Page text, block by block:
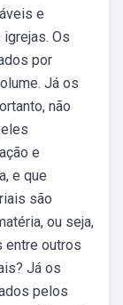
e
Os
por
Já os
não
e
e que
são
ou seja,
entre outros
Já os
pelos